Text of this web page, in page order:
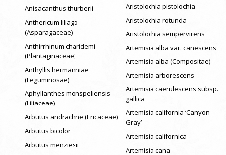
Anisacanthus thurberii
Anthericum liliago
(Asparagaceae)
Anthirrhinum charidemi
(Plantaginaceae)
Anthyllis hermanniae
(Leguminosae)
Aphyllanthes monspeliensis
(Liliaceae)
Arbutus andrachne (Ericaceae)
Arbutus bicolor
Arbutus menziesii
Aristolochia pistolochia
Aristolochia rotunda
Aristolochia sempervirens
Artemisia alba var. canescens
Artemisia alba (Compositae)
Artemisia arborescens
Artemisia caerulescens subsp.
gallica
Artemisia california ‘Canyon
Gray’
Artemisia californica
Artemisia cana